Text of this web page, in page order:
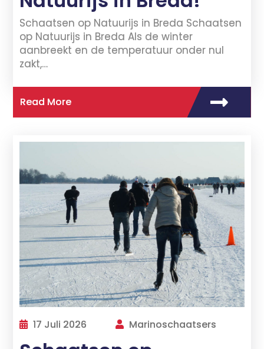
Schaatsen op Natuurijs in Breda Schaatsen
op Natuurijs in Breda Als de winter
aanbreekt en de temperatuur onder nul
zakt,…
Read More
17 Juli 2026 Marinoschaatsers